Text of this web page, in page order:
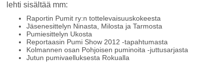
lehti sisältää mm:
Raportin Pumit ry:n tottelevaisuuskokeesta
Jäsenesittelyn Ninasta, Milosta ja Tarmosta
Pumiesittelyn Ukosta
Reportaasin Pumi Show 2012 -tapahtumasta
Kolmannen osan Pohjoisen puminoita -juttusarjasta
Jutun pumivaelluksesta Rokualla